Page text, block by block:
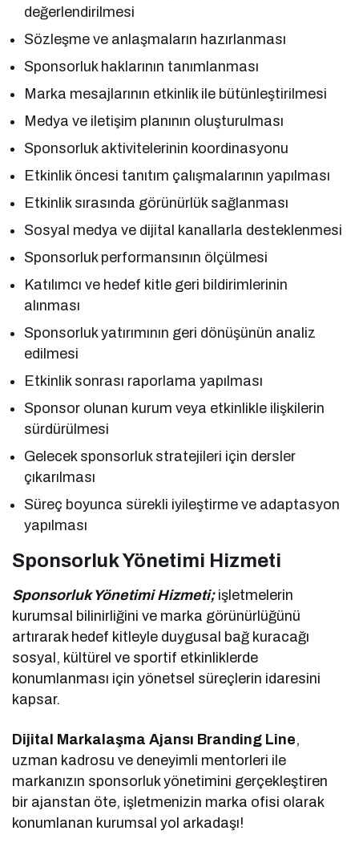
değerlendirilmesi
Sözleşme ve anlaşmaların hazırlanması
Sponsorluk haklarının tanımlanması
Marka mesajlarının etkinlik ile bütünleştirilmesi
Medya ve iletişim planının oluşturulması
Sponsorluk aktivitelerinin koordinasyonu
Etkinlik öncesi tanıtım çalışmalarının yapılması
Etkinlik sırasında görünürlük sağlanması
Sosyal medya ve dijital kanallarla desteklenmesi
Sponsorluk performansının ölçülmesi
Katılımcı ve hedef kitle geri bildirimlerinin
alınması
Sponsorluk yatırımının geri dönüşünün analiz
edilmesi
Etkinlik sonrası raporlama yapılması
Sponsor olunan kurum veya etkinlikle ilişkilerin
sürdürülmesi
Gelecek sponsorluk stratejileri için dersler
çıkarılması
Süreç boyunca sürekli iyileştirme ve adaptasyon
yapılması
Sponsorluk Yönetimi Hizmeti
Sponsorluk Yönetimi Hizmeti;işletmelerin
kurumsal bilinirliğini ve marka görünürlüğünü
artırarak hedef kitleyle duygusal bağ kuracağı
sosyal, kültürel ve sportif etkinliklerde
konumlanması için yönetsel süreçlerin idaresini
kapsar.
Dijital Markalaşma Ajansı Branding Line,
uzman kadrosu ve deneyimli mentorleri ile
markanızın sponsorluk yönetimini gerçekleştiren
bir ajanstan öte, işletmenizin marka ofisi olarak
konumlanan kurumsal yol arkadaşı!